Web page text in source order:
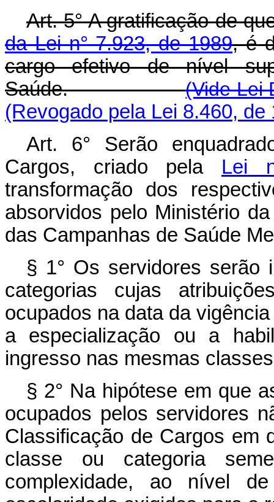
Art. 5° A gratificação de
da Lei n° 7.923, de 1989, é
cargo efetivo de nível
Saúde.(Vide Lei
(Revogado pela Lei 8.460, de
Art. 6° Serão
Cargos, criado pela Lei
transformação dos
absorvidos pelo Ministério
das Campanhas de Saúde
§ 1° Os servidores serão
categorias cujas
ocupados na data da
a especialização ou a
ingresso nas mesmas
§ 2° Na hipótese em que
ocupados pelos servidores
Classificação de Cargos em
classe ou categoria
complexidade, ao nível